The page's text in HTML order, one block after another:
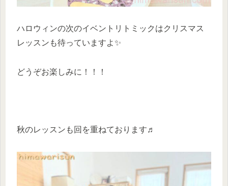
ハロウィンの次のイベントリトミックはクリスマス
レッスンも待っていますよ✨
どうぞお楽しみに！！！
秋のレッスンも回を重ねております♬